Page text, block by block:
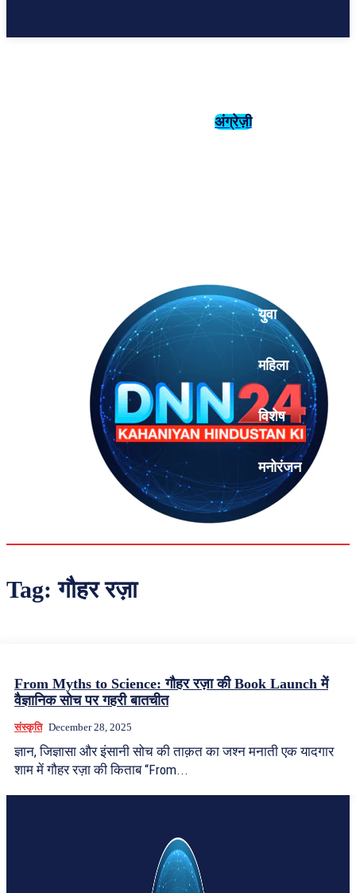
अंग्रेज़ी
युवा
महिला
विशेष
मनोरंजन
Tag:गौहर रज़ा
From Myths to Science: गौहर रज़ा की Book Launch में
वैज्ञानिक सोच पर गहरी बातचीत
संस्कृति December 28, 2025
ज्ञान, जिज्ञासा और इंसानी सोच की ताक़त का जश्न मनाती एक यादगार
शाम में गौहर रज़ा की किताब “From...